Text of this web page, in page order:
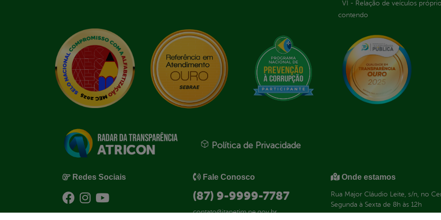
VI - Relação de veículos
contendo
Política de Privacidade
Redes Sociais Fale Conosco
(87) 9-9999-7787
contato@itapetim.pe.gov.br
Onde estamos
Rua Major Cláudio Leite, s/n, no
Segunda à Sexta de 8h às 12h